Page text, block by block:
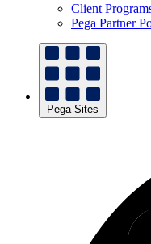
Client
Pega Partner
Pega Sites